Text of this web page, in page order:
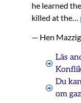
he learned
killed at the…
— Hen
Läs
Du
om